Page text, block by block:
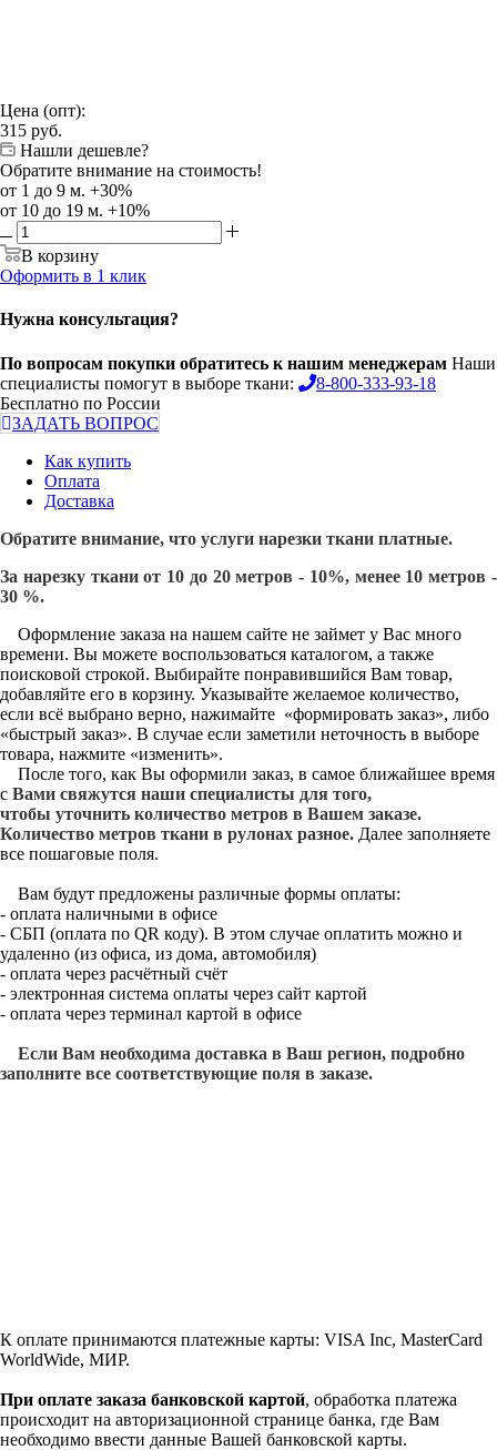
Цена (опт):
315 руб.
Нашли дешевле?
Обратите внимание на стоимость!
от 1 до 9 м. +30%
от 10 до 19 м. +10%
В корзину
Оформить в 1 клик
Нужна консультация?
По вопросам покупки обратитесь к нашим менеджерам Наши
специалисты помогут в выборе ткани:
8-800-333-93-18
Бесплатно по России
ЗАДАТЬ ВОПРОС
Как купить
Оплата
Доставка
Обратите внимание, что услуги нарезки ткани платные.
За нарезку ткани от 10 до 20 метров - 10%, менее 10 метров -
30 %.
Оформление заказа на нашем сайте не займет у Вас много
времени. Вы можете воспользоваться каталогом, а также
поисковой строкой. Выбирайте понравившийся Вам товар,
добавляйте его в корзину. Указывайте желаемое количество,
если всё выбрано верно, нажимайте «формировать заказ», либо
«быстрый заказ». В случае если заметили неточность в выборе
товара, нажмите «изменить».
После того, как Вы оформили заказ, в самое ближайшее время
с Вами свяжутся наши специалисты для того,
чтобы уточнить количество метров в Вашем заказе.
Количество метров ткани в рулонах разное. Далее заполняете
все пошаговые поля.
Вам будут предложены различные формы оплаты:
- оплата наличными в офисе
- СБП (оплата по QR коду). В этом случае оплатить можно и
удаленно (из офиса, из дома, автомобиля)
- оплата через расчётный счёт
- электронная система оплаты через сайт картой
- оплата через терминал картой в офисе
Если Вам необходима доставка в Ваш регион, подробно
заполните все соответствующие поля в заказе.
К оплате принимаются платежные карты: VISA Inc, MasterCard
WorldWide, МИР.
При оплате заказа банковской картой, обработка платежа
происходит на авторизационной странице банка, где Вам
необходимо ввести данные Вашей банковской карты.